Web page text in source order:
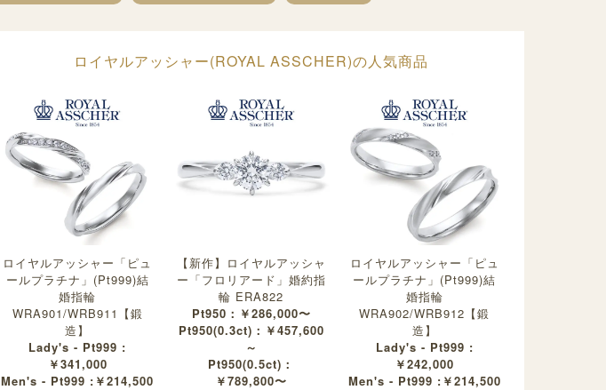
ロイヤルアッシャー(ROYAL ASSCHER)の人気商品
ロイヤルアッシャー「ピュ
ールプラチナ」(Pt999)結
婚指輪
WRA901/WRB911【鍛
造】
Lady's - Pt999 :
￥341,000
Men's - Pt999 :￥214,500
【新作】ロイヤルアッシャ
ー「フロリアード」婚約指
輪 ERA822
Pt950：￥286,000〜
Pt950(0.3ct)：￥457,600
～
Pt950(0.5ct)：
￥789,800〜
ロイヤルアッシャー「ピュ
ールプラチナ」(Pt999)結
婚指輪
WRA902/WRB912【鍛
造】
Lady's - Pt999 :
￥242,000
Men's - Pt999 :￥214,500